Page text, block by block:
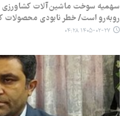
روبه‌رو است/ خطر نابودی
۱۴۰۵-۰۲-۲۷ ۰۴:۲۸